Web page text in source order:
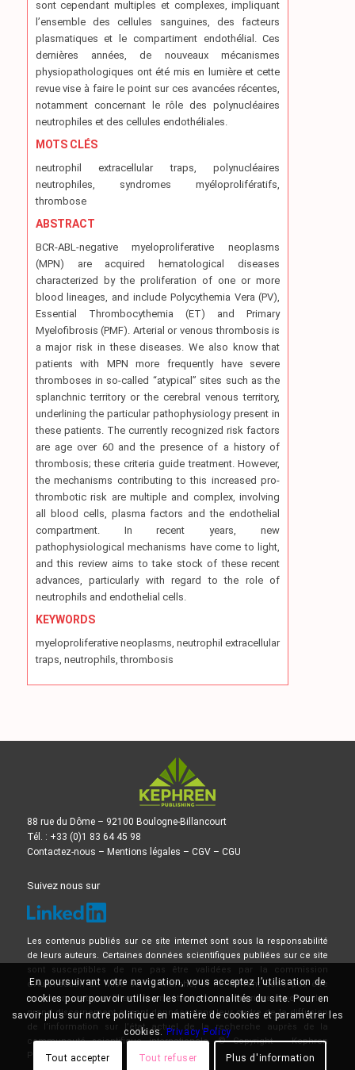
sont cependant multiples et complexes, impliquant
l’ensemble des cellules sanguines, des facteurs
plasmatiques et le compartiment endothélial. Ces
dernières années, de nouveaux mécanismes
physiopathologiques ont été mis en lumière et cette
revue vise à faire le point sur ces avancées récentes,
notamment concernant le rôle des polynucléaires
neutrophiles et des cellules endothéliales.
MOTS CLÉS
neutrophil extracellular traps, polynucléaires
neutrophiles, syndromes myéloprolifératifs,
thrombose
ABSTRACT
BCR-ABL-negative myeloproliferative neoplasms
(MPN) are acquired hematological diseases
characterized by the proliferation of one or more
blood lineages, and include Polycythemia Vera (PV),
Essential Thrombocythemia (ET) and Primary
Myelofibrosis (PMF). Arterial or venous thrombosis is
a major risk in these diseases. We also know that
patients with MPN more frequently have severe
thromboses in so-called “atypical” sites such as the
splanchnic territory or the cerebral venous territory,
underlining the particular pathophysiology present in
these patients. The currently recognized risk factors
are age over 60 and the presence of a history of
thrombosis; these criteria guide treatment. However,
the mechanisms contributing to this increased pro-
thrombotic risk are multiple and complex, involving
all blood cells, plasma factors and the endothelial
compartment. In recent years, new
pathophysiological mechanisms have come to light,
and this review aims to take stock of these recent
advances, particularly with regard to the role of
neutrophils and endothelial cells.
KEYWORDS
myeloproliferative neoplasms, neutrophil extracellular
traps, neutrophils, thrombosis
88 rue du Dôme – 92100 Boulogne-Billancourt
Tél. : +33 (0)1 83 64 45 98
Contactez-nous – Mentions légales – CGV– CGU
Suivez nous sur
Les contenus publiés sur ce site internet sont sous la responsabilité
de leurs auteurs. Certaines données scientifiques publiées sur ce site
sont susceptibles de ne pas être validées par la commission
d’Autorisation de Mise sur le Marché, et ne doivent donc pas être
mises en pratique. Elles doivent être lues et comprises avec le plus
grand discernement et sont données dans leur cadre de la diffusion
de l’information sur l’état actuel de la recherche auprès de la
communauté scientifique internationale. © Copyright – Kephren
Publishing
En poursuivant votre navigation, vous acceptez l’utilisation de
cookies pour pouvoir utiliser les fonctionnalités du site. Pour en
savoir plus sur notre politique en matière de cookies et paramétrer les
cookies.Privacy Policy
Tout accepter Tout refuser Plus d'information